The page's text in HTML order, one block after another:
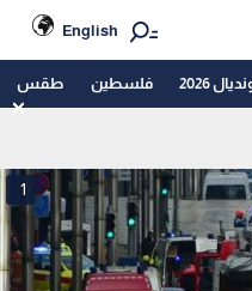
English
2026 فلسطين طقس
1